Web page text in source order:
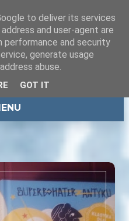
to deliver its services
and user-agent are
performance and security
generate usage
abuse.
GOT IT